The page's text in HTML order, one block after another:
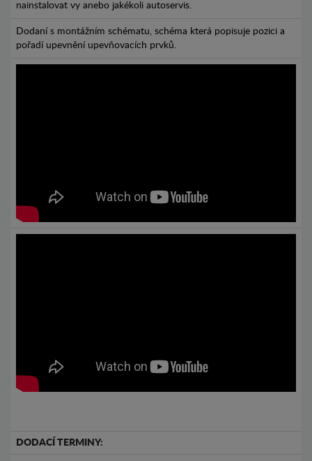
nainstalovat vy anebo jakékoli autoservis.
Dodaní s montážním schématu, schéma která popisuje pozici a
pořadí upevnění upevňovacích prvků.
DODACÍ TERMINY: